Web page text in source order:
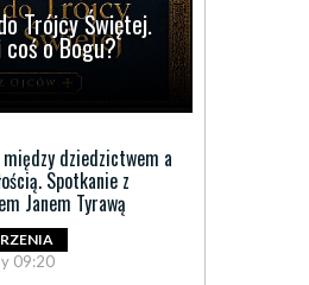
Trójcy Świętej.
o Bogu?
między dziedzictwem a
Spotkanie z
Janem Tyrawą
09:20